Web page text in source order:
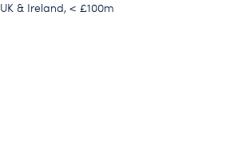
UK & Ireland, < £100m